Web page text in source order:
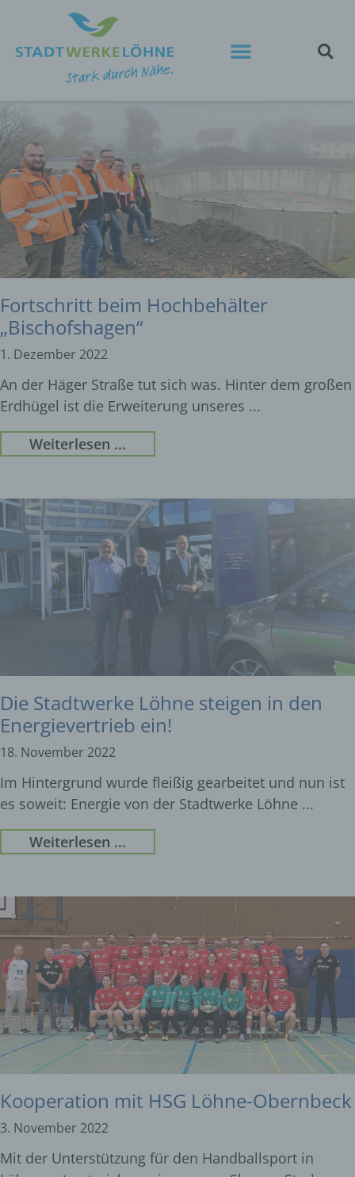
Fortschritt beim Hochbehälter
„Bischofshagen“
1. Dezember 2022
An der Häger Straße tut sich was. Hinter dem großen
Erdhügel ist die Erweiterung unseres
Weiterlesen ...
Die Stadtwerke Löhne steigen in den
Energievertrieb ein!
18. November 2022
Im Hintergrund wurde fleißig gearbeitet und nun ist
es soweit: Energie von der Stadtwerke Löhne
Weiterlesen ...
Kooperation mit HSG Löhne-Obernbeck
3. November 2022
Mit der Unterstützung für den Handballsport in